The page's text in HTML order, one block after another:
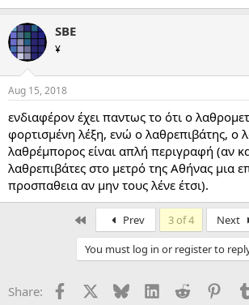
SBE
¥
Aug 15, 2018
ενδιαφέρον έχει παντως το ότι ο
φορτισμένη λέξη, ενώ ο λαθρεπιβάτης, ο
λαθρέμπορος είναι απλή περιγραφή (αν
λαθρεπιβάτες στο μετρό της Αθήνας μια
προσπαθεια αν μην τους λένε έτσι).
Prev 3 of 4 Next
You must log in or register to
Share: Facebook Bluesky LinkedInReddit